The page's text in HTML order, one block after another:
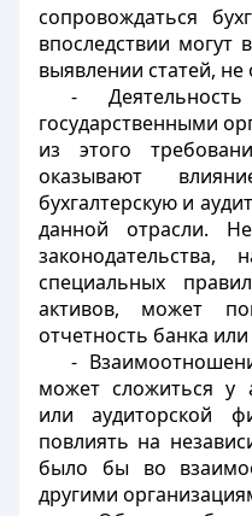
сопровождаться
впоследствии могут
выявлении статей,
-
государственными
из этого
оказывают
бухгалтерскую и
данной отрасли.
специальных
активов, может
отчетность банка
-
может сложиться у
или аудиторской
повлиять на
было бы во
другими